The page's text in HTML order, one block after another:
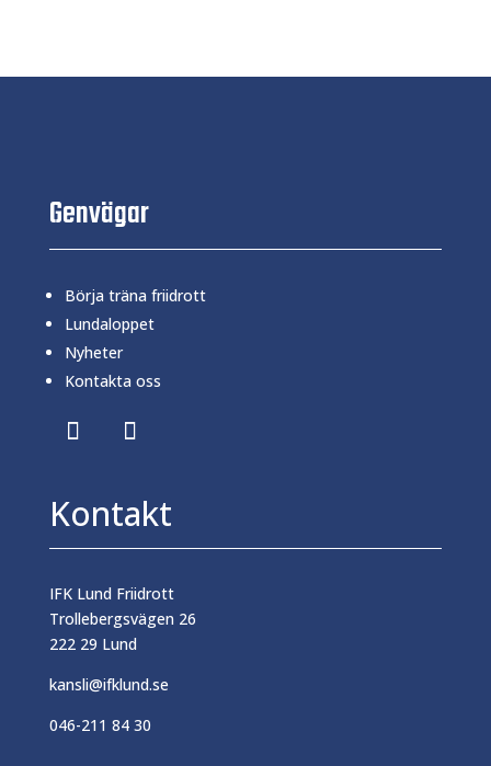
Genvägar
Börja träna friidrott
Lundaloppet
Nyheter
Kontakta oss
Kontakt
IFK Lund Friidrott
Trollebergsvägen 26
222 29 Lund
kansli@ifklund.se
046-211 84 30